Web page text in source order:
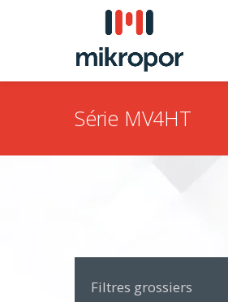
Série MV4HT
Filtres grossiers